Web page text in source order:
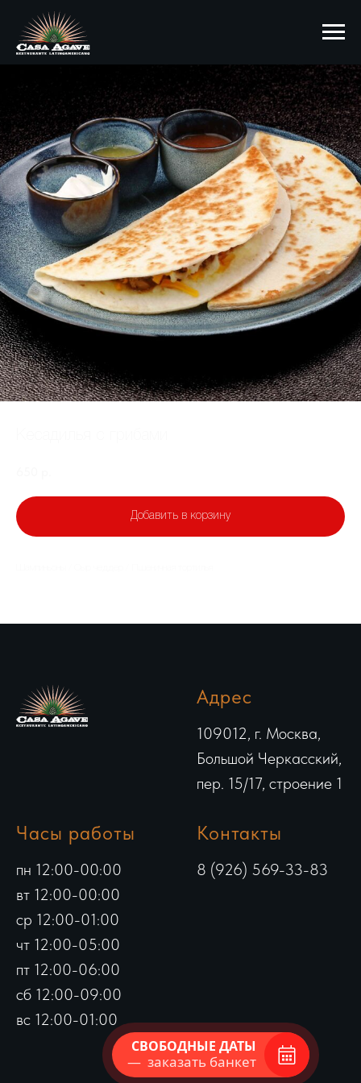
Добавить в корзину
Адрес
109012, г. Москва,
Большой Черкасский,
пер. 15/17, строение 1
Часы работы
пн 12:00-00:00
вт 12:00-00:00
ср 12:00-01:00
чт 12:00-05:00
пт 12:00-06:00
сб 12:00-09:00
вс 12:00-01:00
Контакты
8 (926) 569-33-83